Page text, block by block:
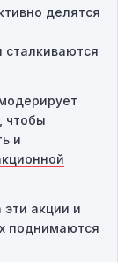
за
не будет
кем-то
промокодов. В
помощью в
делятся
чтобы
и
эти акции и
поднимаются